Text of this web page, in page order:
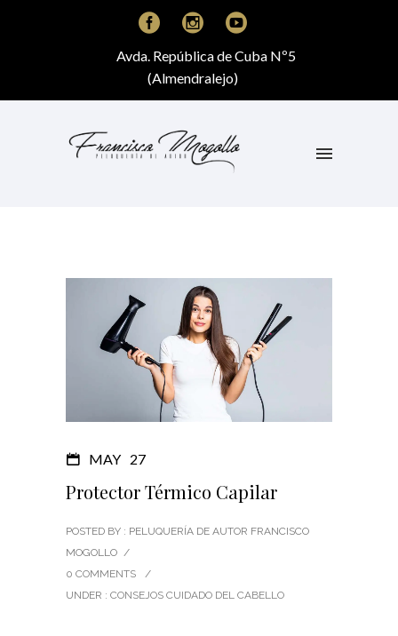
Avda. República de Cuba Nº5
(Almendralejo)
MAY 27
Protector Térmico Capilar
POSTED BY : PELUQUERÍA DE AUTOR FRANCISCO
MOGOLLO /
0 COMMENTS
/
UNDER : CONSEJOS CUIDADO DEL CABELLO